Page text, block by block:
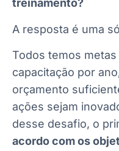
treinamento?
A resposta é uma
Todos temos
capacitação por
orçamento
ações sejam
desse desafio, o
acordo com os